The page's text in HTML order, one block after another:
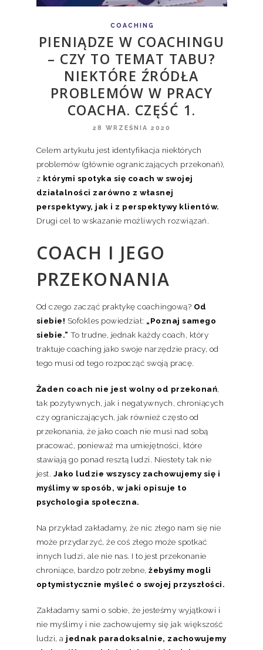
COACHING
PIENIĄDZE W COACHINGU
– CZY TO TEMAT TABU?
NIEKTÓRE ŹRÓDŁA
PROBLEMÓW W PRACY
COACHA. CZĘŚĆ 1.
28 WRZEŚNIA 2020
Celem artykułu jest identyfikacja niektórych
problemów (głównie ograniczających przekonań),
z którymi spotyka się coach w swojej
działalności zarówno z własnej
perspektywy, jak i z perspektywy klientów.
Drugi cel to wskazanie możliwych rozwiązań.
COACH I JEGO
PRZEKONANIA
Od czego zacząć praktykę coachingową? Od
siebie! Sofokles powiedział: „Poznaj samego
siebie.” To trudne, jednak każdy coach, który
traktuje coaching jako swoje narzędzie pracy, od
tego musi od tego rozpocząć swoją pracę.
Żaden coach nie jest wolny od przekonań,
tak pozytywnych, jak i negatywnych, chroniących
czy ograniczających, jak również często od
przekonania, że jako coach nie musi nad sobą
pracować, ponieważ ma umiejętności, które
stawiają go ponad resztą ludzi. Niestety tak nie
jest. Jako ludzie wszyscy zachowujemy się i
myślimy w sposób, w jaki opisuje to
psychologia społeczna.
Na przykład zakładamy, że nic złego nam się nie
może przydarzyć, że coś złego może spotkać
innych ludzi, ale nie nas. I to jest przekonanie
chroniące, bardzo potrzebne, żebyśmy mogli
optymistycznie myśleć o swojej przyszłości.
Zakładamy sami o sobie, że jesteśmy wyjątkowi i
nie myślimy i nie zachowujemy się jak większość
ludzi, a jednak paradoksalnie, zachowujemy